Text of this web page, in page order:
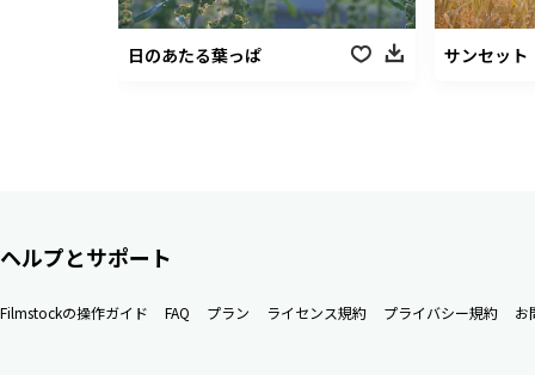
日のあたる葉っぱ サンセット
ヘルプとサポート
Filmstockの操作ガイド FAQ プラン ライセンス規約 プライバシー規約 お